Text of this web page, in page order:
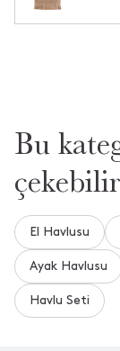
Bu
çekebilir
El Havlusu
Ayak Havlusu
Havlu Seti